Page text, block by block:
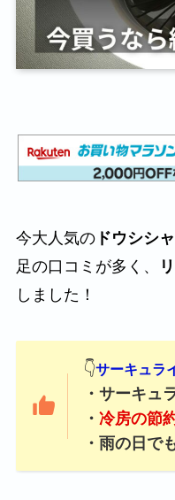
今大人気のドウシシャ
足の口コミが多く、
しました！
👇サーキュラ
・サーキュ
・冷房の節
・雨の日で